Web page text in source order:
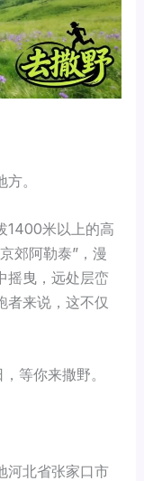
。
1400米以上的高
郊阿勒泰”，漫
摇曳，远处层峦
者来说，这不仅
等你来撒野。
河北省张家口市